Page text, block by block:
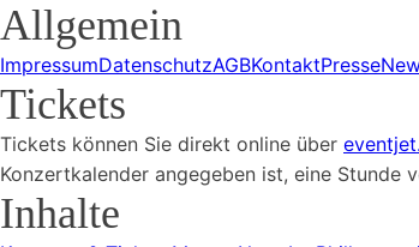
Allgemein
ImpressumDatenschutzAGBKontaktPresse
Tickets
Tickets können Sie direkt online über
Konzertkalender angegeben ist, eine
Inhalte